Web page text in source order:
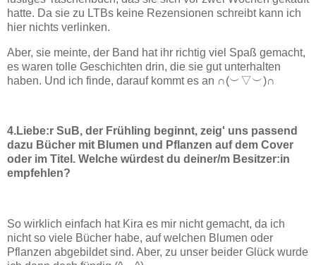
hatte. Da sie zu LTBs keine Rezensionen schreibt kann ich
hier nichts verlinken.
Aber, sie meinte, der Band hat ihr richtig viel Spaß gemacht,
es waren tolle Geschichten drin, die sie gut unterhalten
haben. Und ich finde, darauf kommt es an ∩(︶▽︶)∩
4.Liebe:r SuB, der Frühling beginnt, zeig' uns passend
dazu Bücher mit Blumen und Pflanzen auf dem Cover
oder im Titel. Welche würdest du deiner/m Besitzer:in
empfehlen?
So wirklich einfach hat Kira es mir nicht gemacht, da ich
nicht so viele Bücher habe, auf welchen Blumen oder
Pflanzen abgebildet sind. Aber, zu unser beider Glück wurde